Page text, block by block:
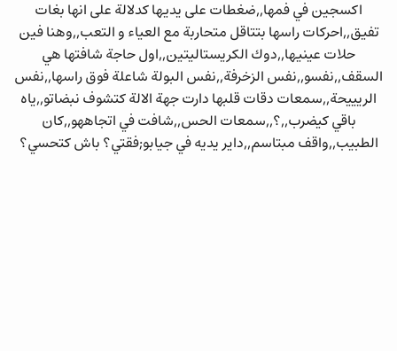
اكسجين في فمها,,ضغطات على يديها كدلالة على انها بغات
تفيق,,احركات راسها بتتاقل متحاربة مع العياء و التعب,,وهنا فين
حلات عينيها,,دوك الكريستاليتين,,اول حاجة شافتها هي
السقف,,نفسو,,نفس الزخرفة,,نفس البولة شاعلة فوق راسها,,نفس
الريييحة,,سمعات دقات قلبها دارت جهة الالة كتشوف نبضاتو,,ياه
باقي كيضرب,,؟,,سمعات الحس,,شافت في اتجاههو,,كان
الطبيب,,واقف مبتاسم,,داير يديه في جيابو;فقتي؟ باش كتحسي؟